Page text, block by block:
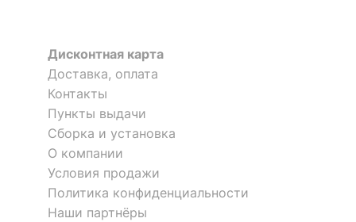
Дисконтная карта
Доставка, оплата
Контакты
Пункты выдачи
Сборка и установка
О компании
Условия продажи
Политика конфиденциальности
Наши партнёры